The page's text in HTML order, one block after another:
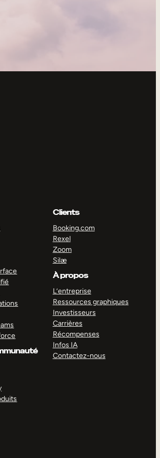
Clients
Booking.com
Rexel
Zoom
Silæ
À propos
L’entreprise
Ressources graphiques
Investisseurs
Carrières
Récompenses
Infos IA
Contactez-nous